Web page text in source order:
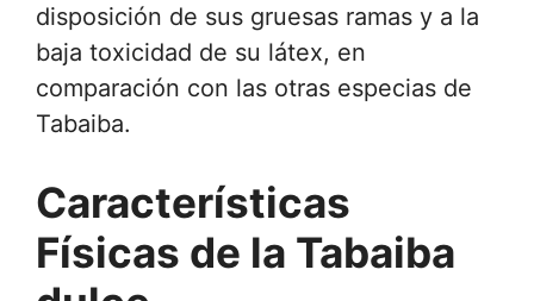
disposición de sus gruesas ramas y a la
baja toxicidad de su látex, en
comparación con las otras especias de
Tabaiba.
Características
Físicas de la Tabaiba